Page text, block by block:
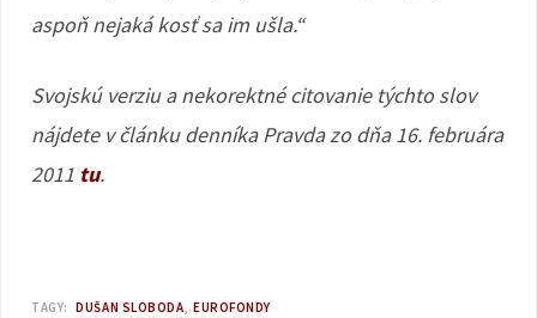
aspoň nejaká kosť sa im ušla.“
Svojskú verziu a nekorektné citovanie týchto slov
nájdete v článku denníka Pravda zo dňa 16. februára
2011 tu.
TAGY: DUŠAN SLOBODA EUROFONDY